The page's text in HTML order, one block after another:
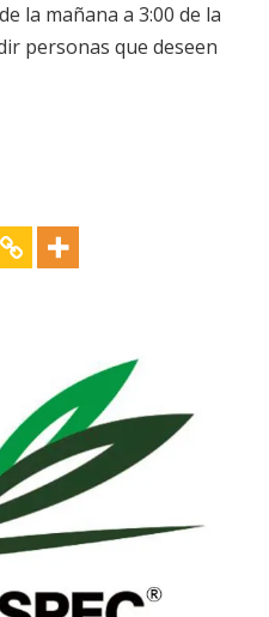
la mañana a 3:00 de la
personas que deseen